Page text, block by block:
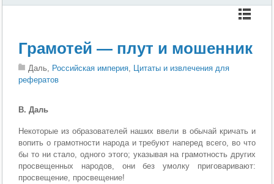
Грамотей — плут и мошенник
Даль, Российская империя, Цитаты и извлечения для
рефератов
В. Даль
Некоторые из образователей наших ввели в обычай кричать и
во­пить о грамотности народа и требуют наперед всего, во что
бы то ни стало, одного этого; указывая на грамотность других
просвещенных народов, они без умолку приговаривают:
просвещение, просвещение!